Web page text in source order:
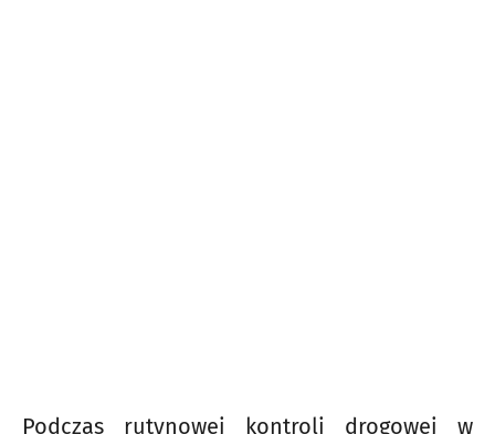
Podczas rutynowej kontroli drogowej w